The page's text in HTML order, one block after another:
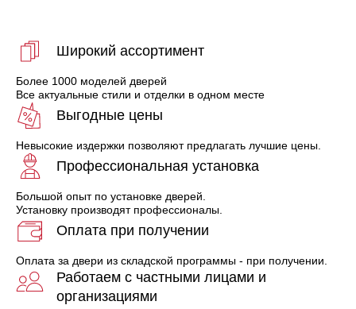
Широкий ассортимент
Более 1000 моделей дверей
Все актуальные стили и отделки в одном месте
Выгодные цены
Невысокие издержки позволяют предлагать лучшие цены.
Профессиональная установка
Большой опыт по установке дверей.
Установку производят профессионалы.
Оплата при получении
Оплата за двери из складской программы - при получении.
Работаем с частными лицами и
организациями